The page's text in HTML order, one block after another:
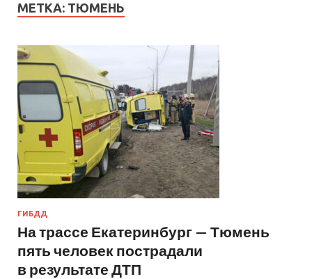
МЕТКА: ТЮМЕНЬ
ГИБДД
На трассе Екатеринбург — Тюмень
пять человек пострадали
в результате ДТП